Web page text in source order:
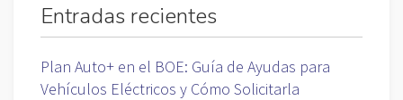
Entradas recientes
Plan Auto+ en el BOE: Guía de Ayudas para
Vehículos Eléctricos y Cómo Solicitarla